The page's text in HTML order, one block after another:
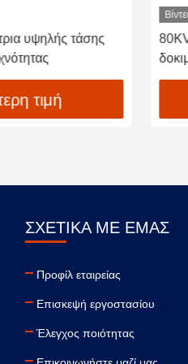
εξοπλισμός
ρεύματος,
τιμή
Η
ΣΧΕΤΙΚΆ ΜΕ ΕΜΆΣ
Προφίλ εταιρείας
Επισκεψή εργοστασίου
Έλεγχος ποιότητας